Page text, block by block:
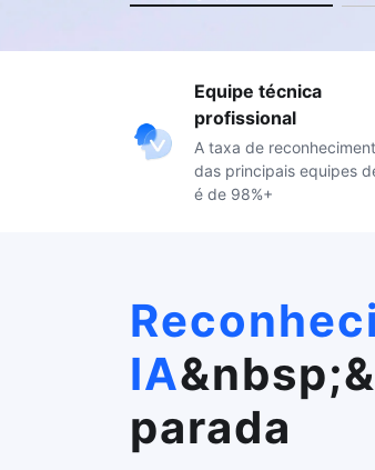
Equipe técnica
profissional
A taxa de
das principais equipes
é de 98%+
IA
parada